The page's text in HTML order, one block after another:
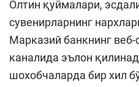
Олтин қуймалари,
сувенирларнинг
Марказий банкнинг
каналида эълон
шохобчаларда бир хил